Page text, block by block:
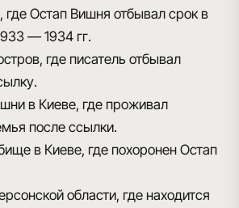
где Остап Вишня отбывал срок в
— 1934 гг.
где писатель отбывал
в Киеве, где проживал
после ссылки.
в Киеве, где похоронен Остап
области, где находится